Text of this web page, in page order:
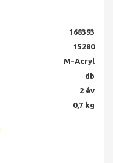
168393
15280
M-Acryl
db
2 év
0,7 kg